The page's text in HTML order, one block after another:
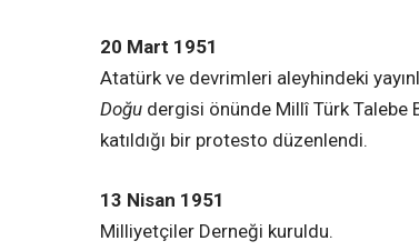
20 Mart 1951
Atatürk ve devrimleri aleyhindeki
Doğu dergisi önünde Millî Türk
katıldığı bir protesto düzenlendi.
13 Nisan 1951
Milliyetçiler Derneği kuruldu.